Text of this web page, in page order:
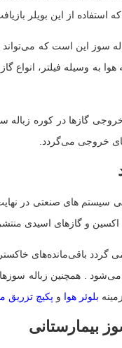
استفاده از این بویلر
سوز این است که
هوا به وسیله فیلتر،
گازها در کوره زباله
خروجی می‌گردد.
سیستم های صنعتی در
و گازهای اسیدی منتشر
باقی‌مانده‌های
بلوئر هوا و پکیچ تزریق
بیمارستانی